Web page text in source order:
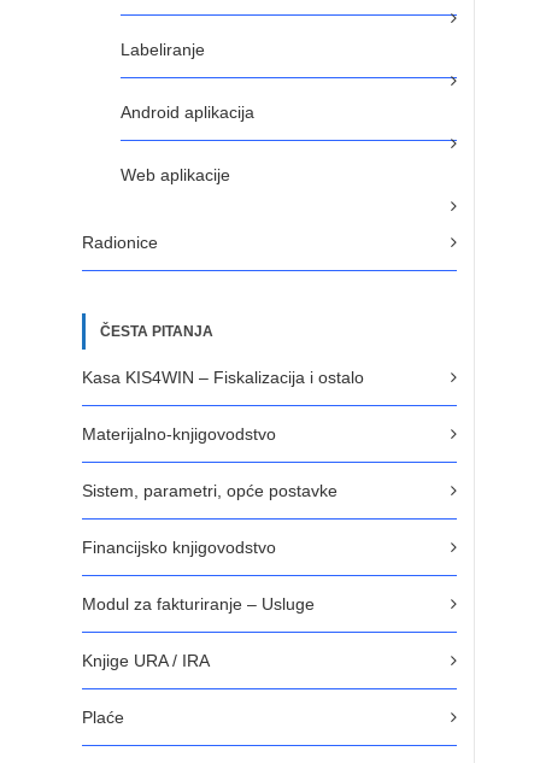
Labeliranje
Android aplikacija
Web aplikacije
Radionice
ČESTA PITANJA
Kasa KIS4WIN – Fiskalizacija i ostalo
Materijalno-knjigovodstvo
Sistem, parametri, opće postavke
Financijsko knjigovodstvo
Modul za fakturiranje – Usluge
Knjige URA / IRA
Plaće